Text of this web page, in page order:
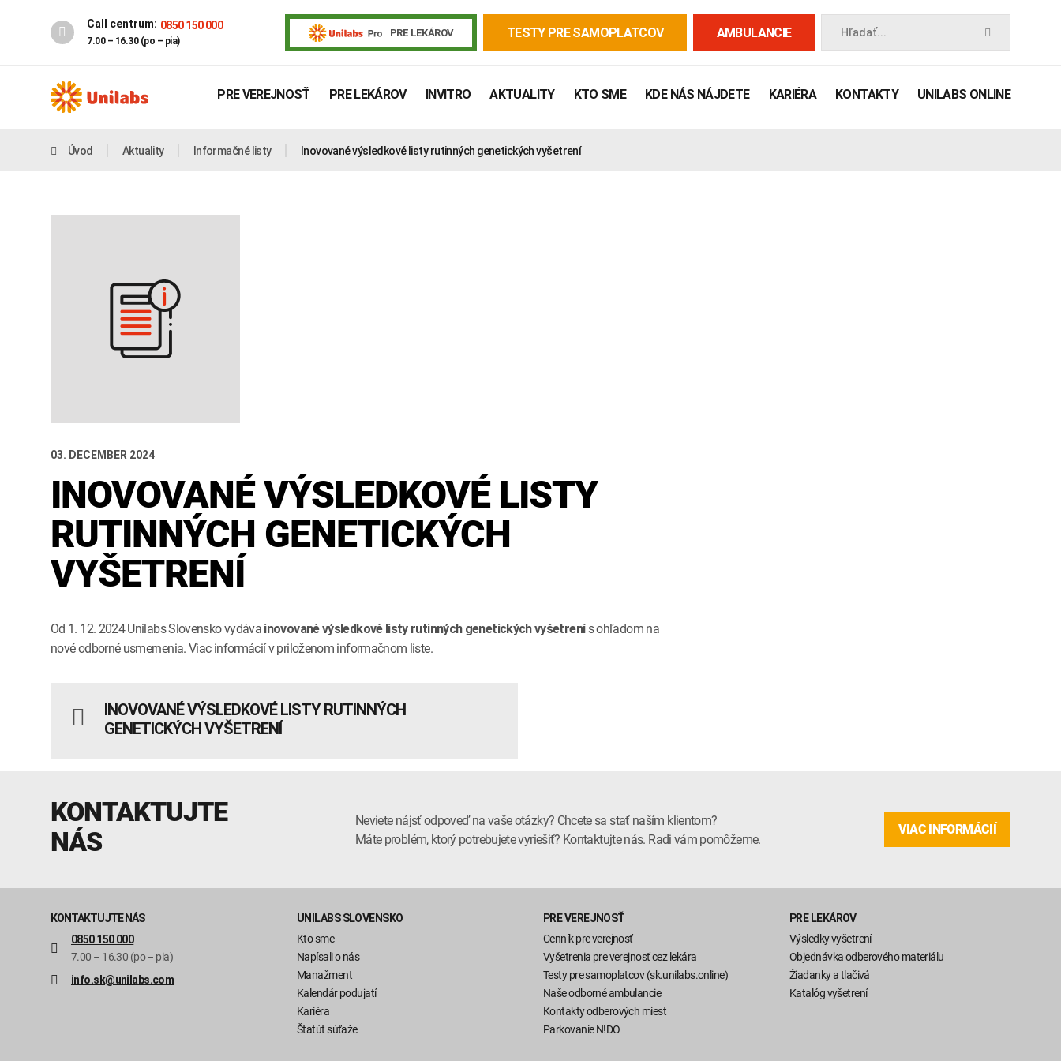
Call centrum: 0850 150 000
7.00 – 16.30 (po – pia)
PRE LEKÁROV TESTY PRE SAMOPLATCOV AMBULANCIE Hľadať...
PRE VEREJNOSŤ PRE LEKÁROV INVITRO AKTUALITY KTO SME KDE NÁS NÁJDETE KARIÉRA KONTAKTY UNILABS ONLINE
Úvod Aktuality Informačné listy Inovované výsledkové listy rutinných genetických vyšetrení
03. DECEMBER 2024
INOVOVANÉ VÝSLEDKOVÉ LISTY
RUTINNÝCH GENETICKÝCH
VYŠETRENÍ
Od 1. 12. 2024 Unilabs Slovensko vydáva inovované výsledkové listy rutinných genetických vyšetrenís ohľadom na
nové odborné usmernenia. Viac informácií v priloženom informačnom liste.
INOVOVANÉ VÝSLEDKOVÉ LISTY RUTINNÝCH
GENETICKÝCH VYŠETRENÍ
KONTAKTUJTE
NÁS
Neviete nájsť odpoveď na vaše otázky? Chcete sa stať naším klientom?
Máte problém, ktorý potrebujete vyriešiť? Kontaktujte nás. Radi vám pomôžeme.
VIAC INFORMÁCIÍ
KONTAKTUJTE NÁS
0850 150 000
7.00 – 16.30 (po – pia)
info.sk@unilabs.com
UNILABS SLOVENSKO
Kto sme
Napísali o nás
Manažment
Kalendár podujatí
Kariéra
Štatút súťaže
PRE VEREJNOSŤ
Cenník pre verejnosť
Vyšetrenia pre verejnosť cez lekára
Testy pre samoplatcov (sk.unilabs.online)
Naše odborné ambulancie
Kontakty odberových miest
Parkovanie N!DO
PRE LEKÁROV
Výsledky vyšetrení
Objednávka odberového materiálu
Žiadanky a tlačivá
Katalóg vyšetrení